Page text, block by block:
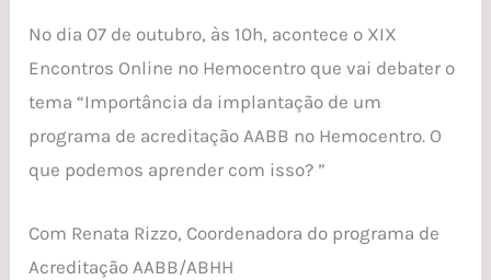
No dia 07 de outubro, às 10h, acontece o XIX
Encontros Online no Hemocentro que vai debater o
tema “Importância da implantação de um
programa de acreditação AABB no Hemocentro. O
que podemos aprender com isso? ”
Com Renata Rizzo, Coordenadora do programa de
Acreditação AABB/ABHH